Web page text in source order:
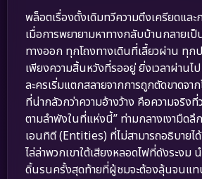
พล็อตเรื่องดั้งเดิมทวีความตึงเครียดแล
เมื่อการพยายามหาทางกลับบ้านกลายเป็
ทางออก ทุกโถงทางเดินที่เลี้ยวผ่าน ทุก
เพียงความสิ้นหวังที่รออยู่ ยิ่งเวลาผ่านไ
ละครเริ่มแตกสลายจากการถูกตัดขาดจา
ที่น่ากลัวกว่าความอ้างว้าง คือความจริงที่
ตามลำพังในที่แห่งนี้” ท่ามกลางเงามืดลึ
เอนทิตี (Entities) ที่ไม่สามารถอธิบายไ
ไล่ล่าพวกเขาใต้เสียงหลอดไฟที่ดังระงม
ดิ้นรนครั้งสุดท้ายที่ผู้ชมจะต้องลุ้นจนแท